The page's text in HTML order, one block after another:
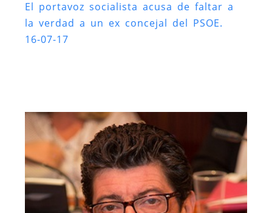
El portavoz socialista acusa de faltar a
la verdad a un ex concejal del PSOE.
16-07-17